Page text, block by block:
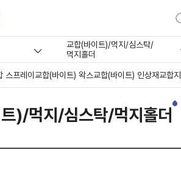
교합(바이트)/먹지/심스탁/
먹지홀더
스프레이 교합(바이트) 왁스교합(바이트) 인상재교합
)/먹지/심스탁/먹지홀더